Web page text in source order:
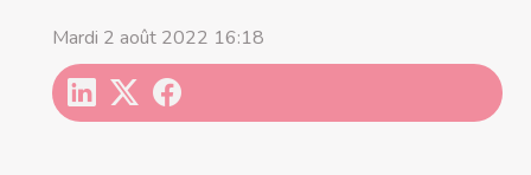
Mardi 2 août 2022 16:18